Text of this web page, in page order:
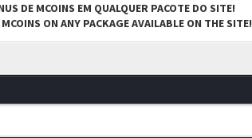
DE MCOINS EM QUALQUER PACOTE DO SITE!
ON ANY PACKAGE AVAILABLE ON THE SITE!